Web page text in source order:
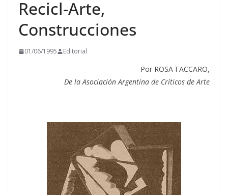
Recicl-Arte,
Construcciones
01/06/1995 Editorial
Por ROSA FACCARO,
De la Asociación Argentina de Críticos de Arte